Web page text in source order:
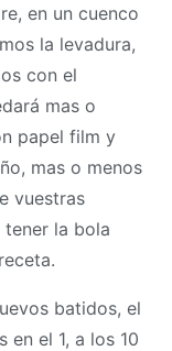
en un cuenco
la levadura,
con el
mas o
papel film y
mas o menos
vuestras
tener la bola
batidos, el
en el 1, a los 10